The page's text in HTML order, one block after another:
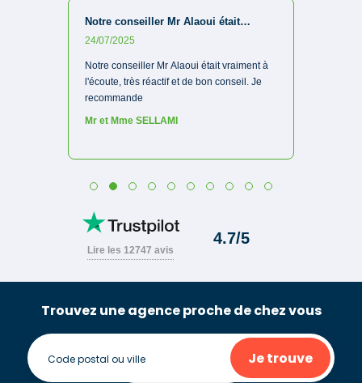
Trouvez une agence proche de chez vous
Je trouve